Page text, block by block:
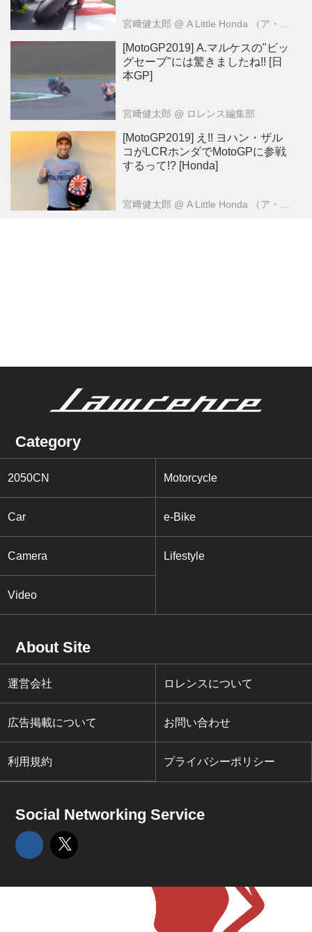
宮﨑健太郎 @ A Little Honda （ア・リトル・ホンダ）編集部
[MotoGP2019] A.マルケスの"ビッ
グセーブ"には驚きましたね!! [日
本GP]
宮﨑健太郎 @ ロレンス編集部
[MotoGP2019] え!! ヨハン・ザル
コがLCRホンダでMotoGPに参戦
するって!? [Honda]
宮﨑健太郎 @ A Little Honda （ア・リトル・ホンダ）編集部
Category
2050CN Motorcycle
Car e-Bike
Camera Lifestyle
Video
About Site
運営会社 ロレンスについて
広告掲載について お問い合わせ
利用規約 プライバシーポリシー
Social Networking Service